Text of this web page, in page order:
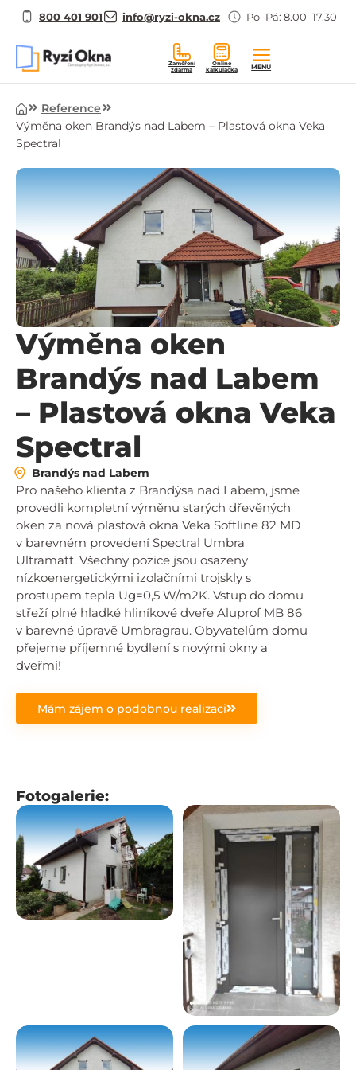
800 401 901 info@ryzi-okna.cz Po–Pá: 8.00–17.30
Zaměření
zdarma
Online
kalkulačka
MENU
ÚvodReference
Výměna oken Brandýs nad Labem – Plastová okna Veka
Spectral
Výměna oken
Brandýs nad Labem
– Plastová okna Veka
Spectral
Brandýs nad Labem
Pro našeho klienta z Brandýsa nad Labem, jsme
provedli kompletní výměnu starých dřevěných
oken za nová plastová okna Veka Softline 82 MD
v barevném provedení Spectral Umbra
Ultramatt. Všechny pozice jsou osazeny
nízkoenergetickými izolačními trojskly s
prostupem tepla Ug=0,5 W/m2K. Vstup do domu
střeží plné hladké hliníkové dveře Aluprof MB 86
v barevné úpravě Umbragrau. Obyvatelům domu
přejeme příjemné bydlení s novými okny a
dveřmi!
Mám zájem o podobnou realizaci
Fotogalerie: